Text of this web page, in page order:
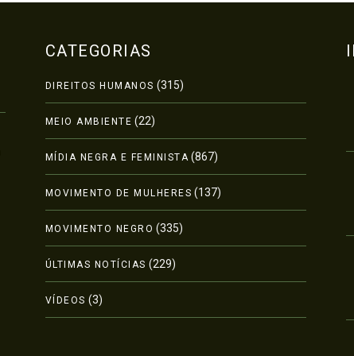
CATEGORIAS
DIREITOS HUMANOS (315)
MEIO AMBIENTE (22)
MÍDIA NEGRA E FEMINISTA (867)
MOVIMENTO DE MULHERES (137)
MOVIMENTO NEGRO (335)
ÚLTIMAS NOTÍCIAS (229)
VÍDEOS (3)